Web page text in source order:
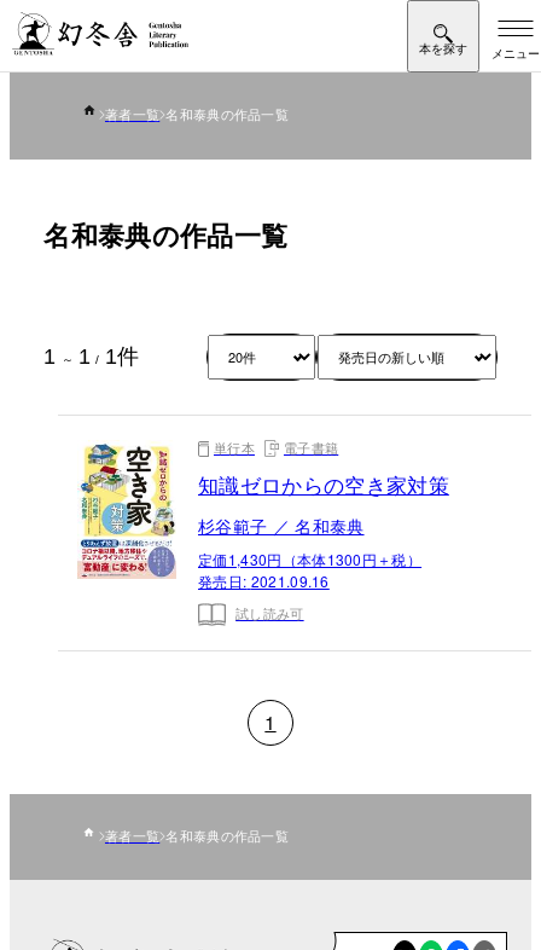
著者一覧 名和泰典の作品一覧
名和泰典の作品一覧
1 ～ 1 / 1件
単行本 電子書籍
知識ゼロからの空き家対策
杉谷範子 ／ 名和泰典
定価1,430円（本体1300円＋税）
発売日: 2021.09.16
試し読み可
1
著者一覧 名和泰典の作品一覧